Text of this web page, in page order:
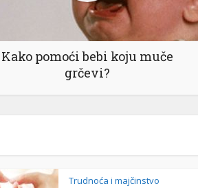
Kako pomoći bebi koju muče
grčevi?
Trudnoća i majčinstvo